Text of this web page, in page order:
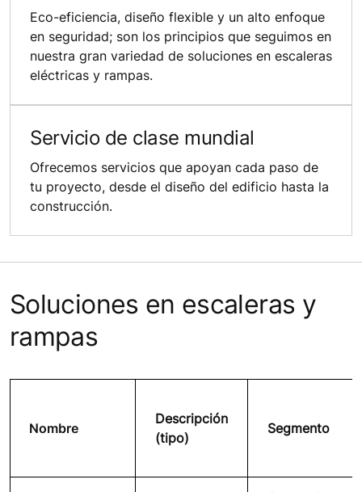
Eco-eficiencia, diseño flexible y un alto enfoque
en seguridad; son los principios que seguimos en
nuestra gran variedad de soluciones en escaleras
eléctricas y rampas.
Servicio de clase mundial
Ofrecemos servicios que apoyan cada paso de
tu proyecto, desde el diseño del edificio hasta la
construcción.
Soluciones en escaleras y
rampas
Nombre
Descripción
(tipo)
Segmento